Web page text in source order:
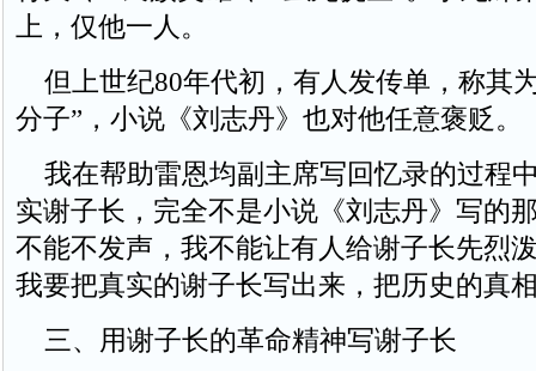
上，仅他一人。
但上世纪80年代初，有人发传单，称其
分子”，小说《刘志丹》也对他任意褒贬。
我在帮助雷恩均副主席写回忆录的过程
实谢子长，完全不是小说《刘志丹》写的
不能不发声，我不能让有人给谢子长先烈
我要把真实的谢子长写出来，把历史的真
三、用谢子长的革命精神写谢子长